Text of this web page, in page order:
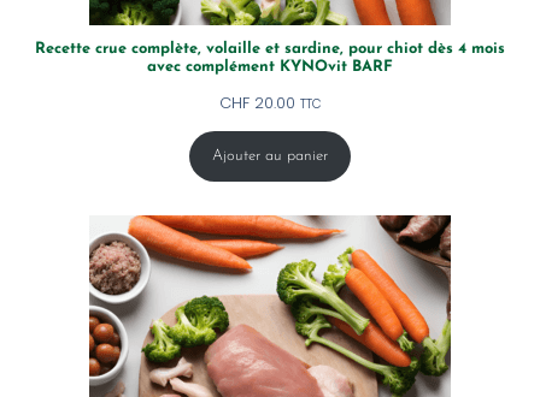
Recette crue complète, volaille et sardine, pour chiot dès 4 mois
avec complément KYNOvit BARF
CHF20.00 TTC
Ajouter au panier